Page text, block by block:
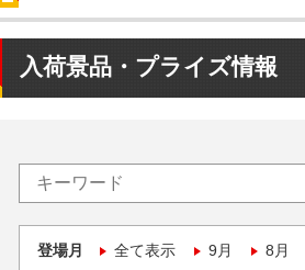
入荷景品・プライズ情報
登場月 全て表示 9月 8月